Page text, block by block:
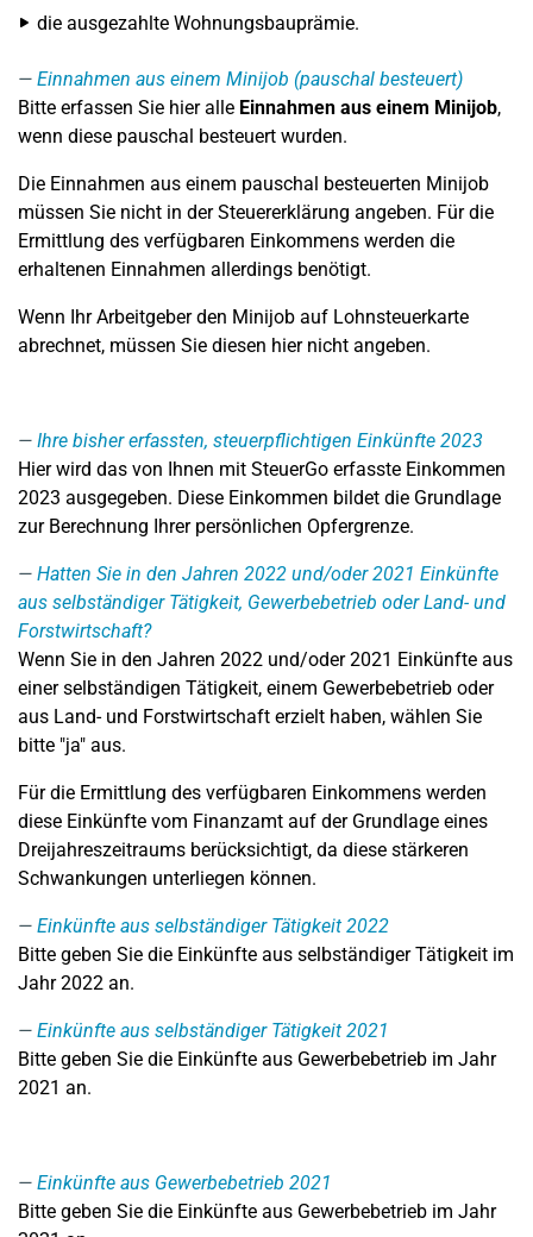
die ausgezahlte Wohnungsbauprämie.
Einnahmen aus einem Minijob (pauschal besteuert)
Bitte erfassen Sie hier alle Einnahmen aus einem Minijob,
wenn diese pauschal besteuert wurden.
Die Einnahmen aus einem pauschal besteuerten Minijob
müssen Sie nicht in der Steuererklärung angeben. Für die
Ermittlung des verfügbaren Einkommens werden die
erhaltenen Einnahmen allerdings benötigt.
Wenn Ihr Arbeitgeber den Minijob auf Lohnsteuerkarte
abrechnet, müssen Sie diesen hier nicht angeben.
Ihre bisher erfassten, steuerpflichtigen Einkünfte 2023
Hier wird das von Ihnen mit SteuerGo erfasste Einkommen
2023 ausgegeben. Diese Einkommen bildet die Grundlage
zur Berechnung Ihrer persönlichen Opfergrenze.
Hatten Sie in den Jahren 2022 und/oder 2021 Einkünfte
aus selbständiger Tätigkeit, Gewerbebetrieb oder Land- und
Forstwirtschaft?
Wenn Sie in den Jahren 2022 und/oder 2021 Einkünfte aus
einer selbständigen Tätigkeit, einem Gewerbebetrieb oder
aus Land- und Forstwirtschaft erzielt haben, wählen Sie
bitte "ja" aus.
Für die Ermittlung des verfügbaren Einkommens werden
diese Einkünfte vom Finanzamt auf der Grundlage eines
Dreijahreszeitraums berücksichtigt, da diese stärkeren
Schwankungen unterliegen können.
Einkünfte aus selbständiger Tätigkeit 2022
Bitte geben Sie die Einkünfte aus selbständiger Tätigkeit im
Jahr 2022 an.
Einkünfte aus selbständiger Tätigkeit 2021
Bitte geben Sie die Einkünfte aus Gewerbebetrieb im Jahr
2021 an.
Einkünfte aus Gewerbebetrieb 2021
Bitte geben Sie die Einkünfte aus Gewerbebetrieb im Jahr